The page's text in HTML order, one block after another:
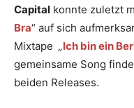
Capital konnte zuletzt
Bra“ auf sich
Mixtape „Ich bin ein
gemeinsame Song
beiden Releases.